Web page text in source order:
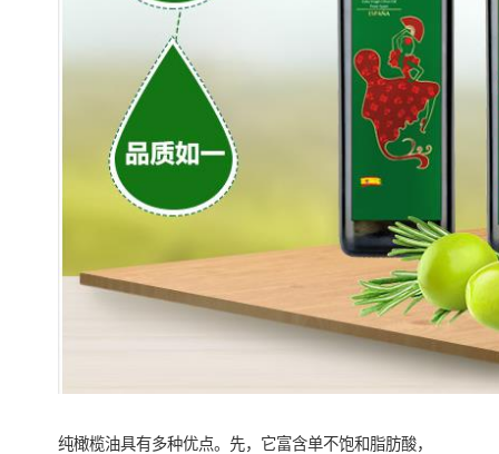
纯橄榄油具有多种优点。先，它富含单不饱和脂肪酸，